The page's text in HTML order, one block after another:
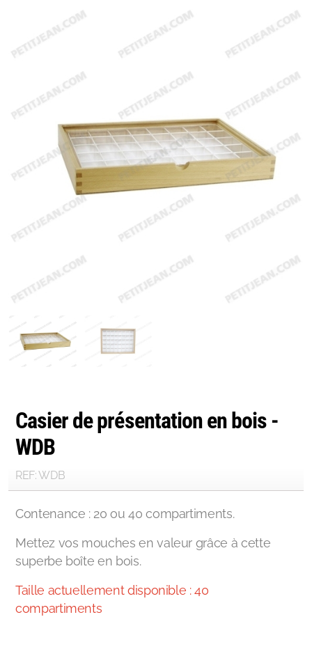
Casier de présentation en bois -
WDB
REF: WDB
Contenance : 20 ou 40 compartiments.
Mettez vos mouches en valeur grâce à cette
superbe boîte en bois.
Taille actuellement disponible : 40
compartiments